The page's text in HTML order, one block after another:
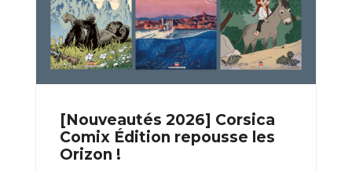
[Nouveautés 2026] Corsica
Comix Édition repousse les
Orizon !